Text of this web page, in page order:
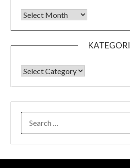
Arsip
KATEGORI
KATEGORI
FOR: